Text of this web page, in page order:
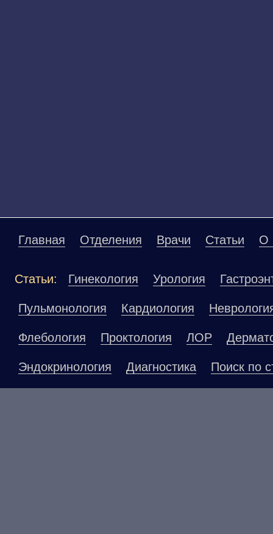
Главная Отделения Врачи Статьи О
Статьи: Гинекология Урология
Пульмонология Кардиология
Флебология Проктология ЛОР
Эндокринология Диагностика Поиск по